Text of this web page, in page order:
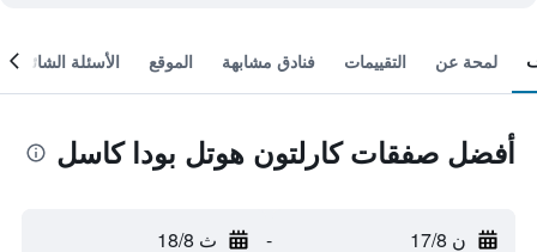
لمحة عن التقييمات فنادق مشابهة الموقع الأسئلة الشائعة
أفضل صفقات كارلتون هوتل بودا كاسل
ن 17/8 - ث 18/8